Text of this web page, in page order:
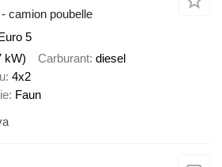
camion poubelle
5
kW) Carburant diesel
4x2
Faun